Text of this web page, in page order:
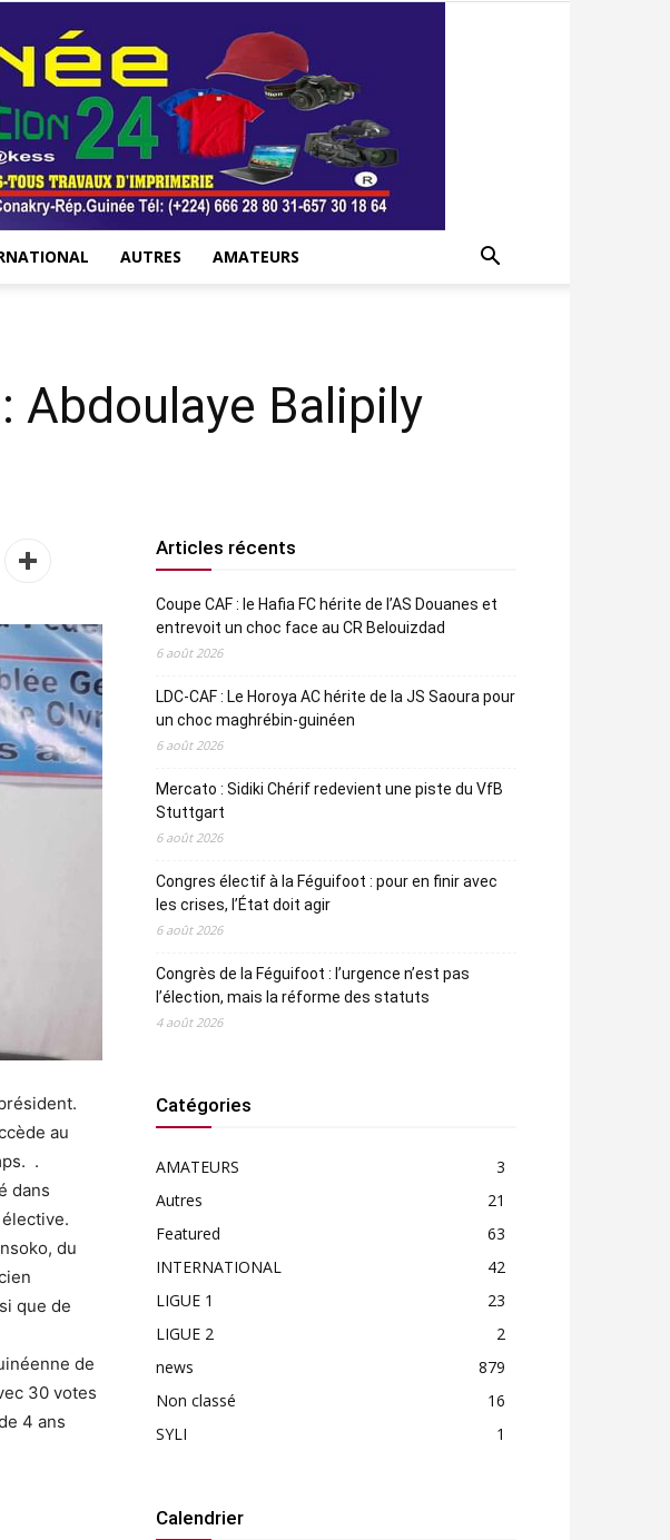
AUTRES AMATEURS
Abdoulaye Balipily
au
.
dans
élective.
du
que de
de
30 votes
4 ans
Articles récents
Coupe CAF : le Hafia FC hérite de l’AS Douanes et
entrevoit un choc face au CR Belouizdad
6 août 2026
LDC-CAF : Le Horoya AC hérite de la JS Saoura pour
un choc maghrébin-guinéen
6 août 2026
Mercato : Sidiki Chérif redevient une piste du VfB
Stuttgart
6 août 2026
Congres électif à la Féguifoot : pour en finir avec
les crises, l’État doit agir
6 août 2026
Congrès de la Féguifoot : l’urgence n’est pas
l’élection, mais la réforme des statuts
4 août 2026
Catégories
AMATEURS
3
Autres
21
Featured
63
INTERNATIONAL
42
LIGUE 1
23
LIGUE 2
2
news
879
Non classé
16
SYLI
1
Calendrier